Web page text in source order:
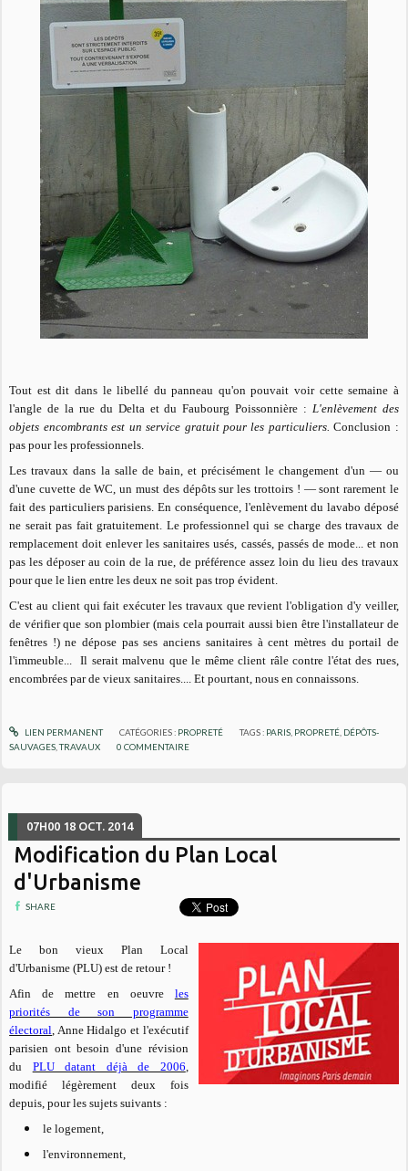
Tout est dit dans le libellé du panneau qu'on pouvait voir cette semaine à
l'angle de la rue du Delta et du Faubourg Poissonnière : L'enlèvement des
objets encombrants est un service gratuit pour les particuliers.Conclusion :
pas pour les professionnels.
Les travaux dans la salle de bain, et précisément le changement d'un — ou
d'une cuvette de WC, un must des dépôts sur les trottoirs ! — sont rarement le
fait des particuliers parisiens. En conséquence, l'enlèvement du lavabo déposé
ne serait pas fait gratuitement. Le professionnel qui se charge des travaux de
remplacement doit enlever les sanitaires usés, cassés, passés de mode... et non
pas les déposer au coin de la rue, de préférence assez loin du lieu des travaux
pour que le lien entre les deux ne soit pas trop évident.
C'est au client qui fait exécuter les travaux que revient l'obligation d'y veiller,
de vérifier que son plombier (mais cela pourrait aussi bien être l'installateur de
fenêtres !) ne dépose pas ses anciens sanitaires à cent mètres du portail de
l'immeuble... Il serait malvenu que le même client râle contre l'état des rues,
encombrées par de vieux sanitaires.... Et pourtant, nous en connaissons.
LIEN PERMANENT CATÉGORIES : PROPRETÉ TAGS : PARIS PROPRETÉ DÉPÔTS-
SAUVAGES ,TRAVAUX 0 COMMENTAIRE
07H00 18 OCT. 2014
Modification du Plan Local
d'Urbanisme
SHARE
Le bon vieux Plan Local
d'Urbanisme (PLU) est de retour !
Afin de mettre en oeuvre les
priorités de son programme
électoral, Anne Hidalgo et l'exécutif
parisien ont besoin d'une révision
du PLU datant déjà de 2006,
modifié légèrement deux fois
depuis, pour les sujets suivants :
le logement,
l'environnement,